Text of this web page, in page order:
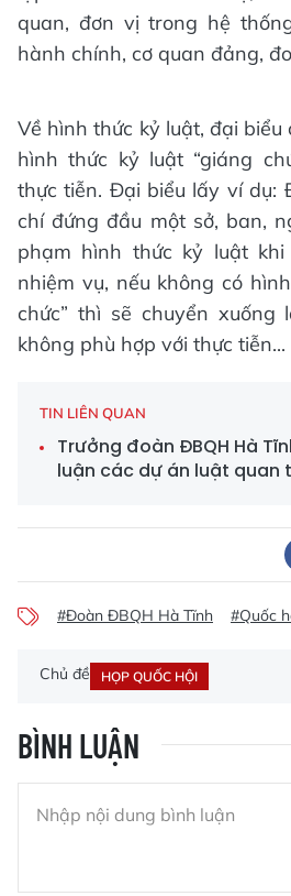
quan, đơn vị trong hệ
hành chính, cơ quan đảng,
Về hình thức kỷ luật, đại
hình thức kỷ luật “giáng
thực tiễn. Đại biểu lấy ví dụ:
chí đứng đầu một sở, ban,
phạm hình thức kỷ luật
nhiệm vụ, nếu không có
chức” thì sẽ chuyển xuống
không phù hợp với thực tiễn...
TIN LIÊN QUAN
Trưởng đoàn ĐBQH Hà
luận các dự án luật quan
#Đoàn ĐBQH Hà Tĩnh #Quốc
Chủ đề HỌP QUỐC HỘI
BÌNH LUẬN